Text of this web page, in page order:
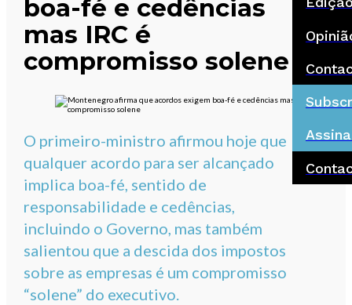
boa-fé e cedências
mas IRC é
compromisso solene
O primeiro-ministro afirmou hoje que
qualquer acordo para ser alcançado
implica boa-fé, sentido de
responsabilidade e cedências,
incluindo o Governo, mas também
salientou que a descida dos impostos
sobre as empresas é um compromisso
“solene” do executivo.